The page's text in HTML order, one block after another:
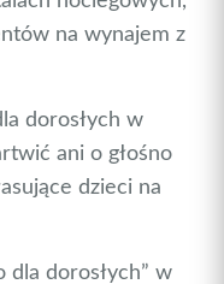
na wynajem z
dorosłych w
ani o głośno
dzieci na
dla dorosłych” w